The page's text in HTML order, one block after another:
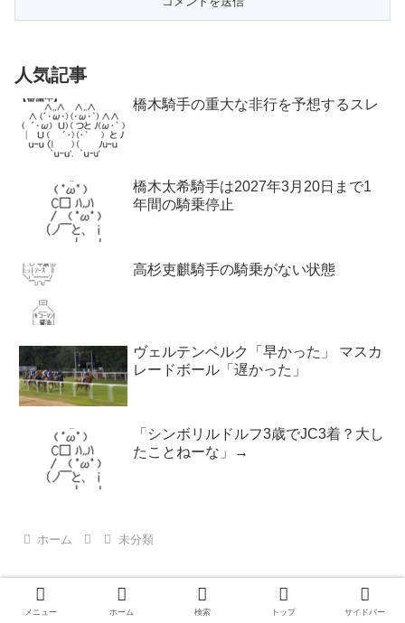
人気記事
橋木騎手の重大な非行を予想するスレ
橋木太希騎手は2027年3月20日まで1
年間の騎乗停止
高杉吏麒騎手の騎乗がない状態
ヴェルテンベルク「早かった」 マスカ
レードボール「遅かった」
「シンボリルドルフ3歳でJC3着？大し
たことねーな」→
ホーム 未分類
メニュー ホーム 検索 トップ サイドバー